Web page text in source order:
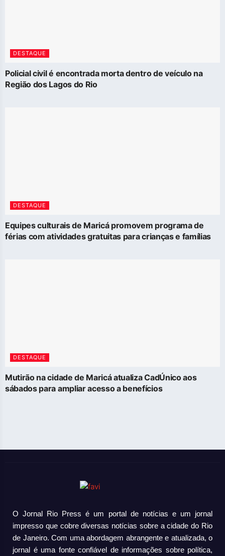
DESTAQUE
Policial civil é encontrada morta dentro de veículo na
Região dos Lagos do Rio
DESTAQUE
Equipes culturais de Maricá promovem programa de
férias com atividades gratuitas para crianças e famílias
DESTAQUE
Mutirão na cidade de Maricá atualiza CadÚnico aos
sábados para ampliar acesso a benefícios
O Jornal Rio Press é um portal de notícias e um jornal
impresso que cobre diversas notícias sobre a cidade do Rio
de Janeiro. Com uma abordagem abrangente e atualizada, o
jornal é uma fonte confiável de informações sobre política,